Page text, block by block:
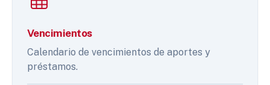
Vencimientos
Calendario de vencimientos de aportes y
préstamos.